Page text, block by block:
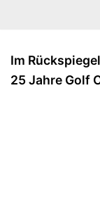
Inhalt
springen
Im
25 Jahre Golf